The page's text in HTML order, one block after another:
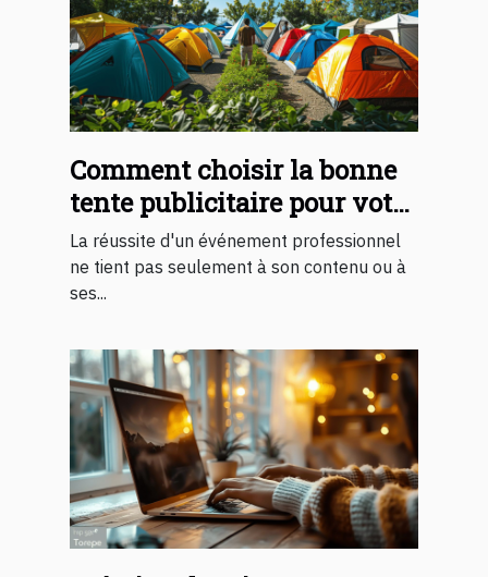
Comment choisir la bonne
tente publicitaire pour votre
événement professionnel
La réussite d'un événement professionnel
ne tient pas seulement à son contenu ou à
ses...